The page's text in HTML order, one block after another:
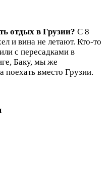
отдых в Грузии? С 8
и вина не летают. Кто-то
с пересадками в
Баку, мы же
поехать вместо Грузии.